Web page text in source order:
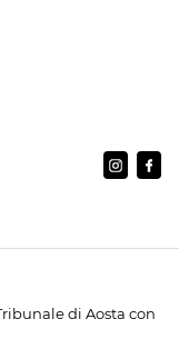
di Aosta con